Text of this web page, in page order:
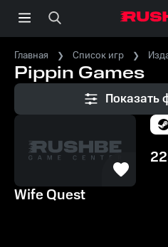
Главная Список игр
Pippin Games
Показать
Wife Quest